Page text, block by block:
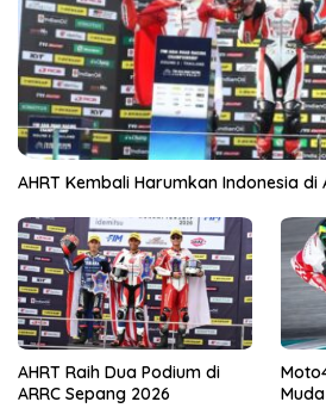
AHRT Kembali Harumkan Indonesia di
AHRT Raih Dua Podium di
ARRC Sepang 2026